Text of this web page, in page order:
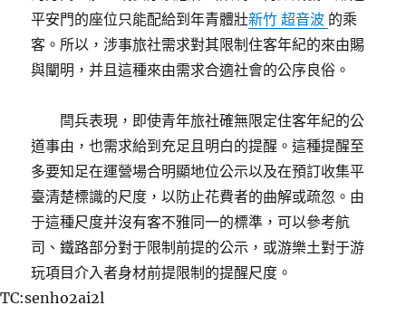
平安門的座位只能配給到年青體壯新竹 超音波 的乘
客。所以，涉事旅社需求對其限制住客年紀的來由賜
與闡明，并且這種來由需求合適社會的公序良俗。
閆兵表現，即使青年旅社確無限定住客年紀的公
道事由，也需求給到充足且明白的提醒。這種提醒至
多要知足在運營場合明顯地位公示以及在預訂收集平
臺清楚標識的尺度，以防止花費者的曲解或疏忽。由
于這種尺度并沒有客不雅同一的標準，可以參考航
司、鐵路部分對于限制前提的公示，或游樂土對于游
玩項目介入者身材前提限制的提醒尺度。
TC:senho2ai2l